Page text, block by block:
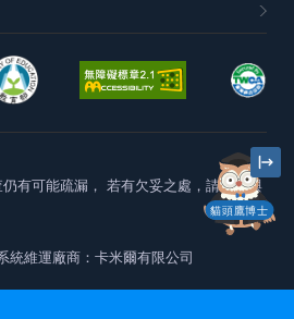
貓頭鷹博士
有可能疏漏， 若有欠妥之處，請隨時與
系統維運廠商：卡米爾有限公司